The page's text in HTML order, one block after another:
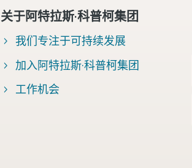
关于阿特拉斯·科普柯集团
我们专注于可持续发展
加入阿特拉斯·科普柯集团
工作机会